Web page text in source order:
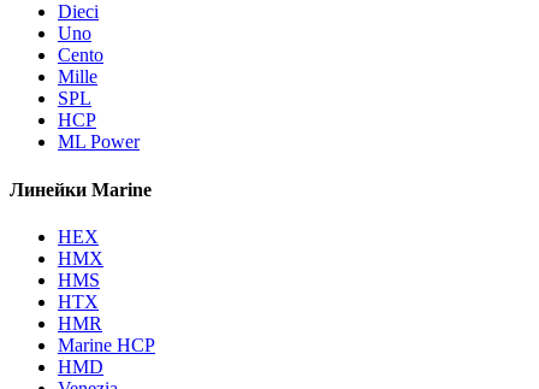
Dieci
Uno
Cento
Mille
SPL
HCP
ML Power
Линейки Marine
HEX
HMX
HMS
HTX
HMR
Marine HCP
HMD